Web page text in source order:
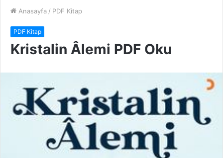
Anasayfa / PDF Kitap
PDF Kitap
Kristalin Âlemi PDF Oku